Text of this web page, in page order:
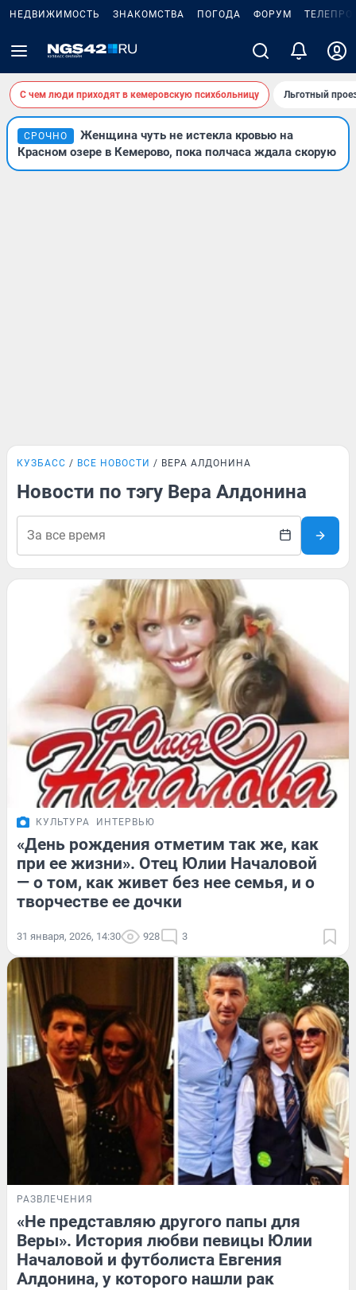
НЕДВИЖИМОСТЬ ЗНАКОМСТВА ПОГОДА ФОРУМ
С чем люди приходят в кемеровскую психбольницу Льготный
СРОЧНО
Женщина чуть не истекла кровью на
Красном озере в Кемерово, пока полчаса ждала скорую
КУЗБАСС ВСЕ НОВОСТИ ВЕРА АЛДОНИНА
Новости по тэгу Вера Алдонина
КУЛЬТУРА ИНТЕРВЬЮ
«День рождения отметим так же, как
при ее жизни». Отец Юлии Началовой
— о том, как живет без нее семья, и о
творчестве ее дочки
31 января, 2026, 14:30 928 3
РАЗВЛЕЧЕНИЯ
«Не представляю другого папы для
Веры». История любви певицы Юлии
Началовой и футболиста Евгения
Алдонина, у которого нашли рак